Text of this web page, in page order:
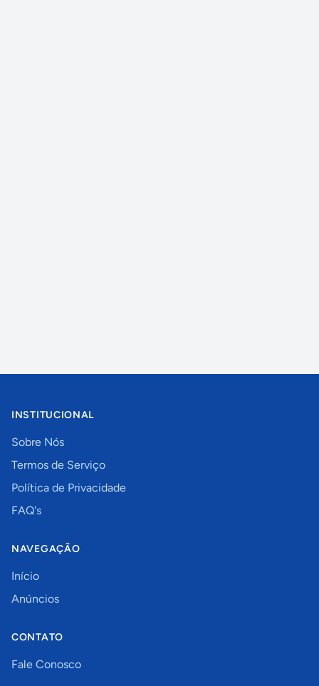
INSTITUCIONAL
Sobre Nós
Termos de Serviço
Política de Privacidade
FAQ's
NAVEGAÇÃO
Início
Anúncios
CONTATO
Fale Conosco